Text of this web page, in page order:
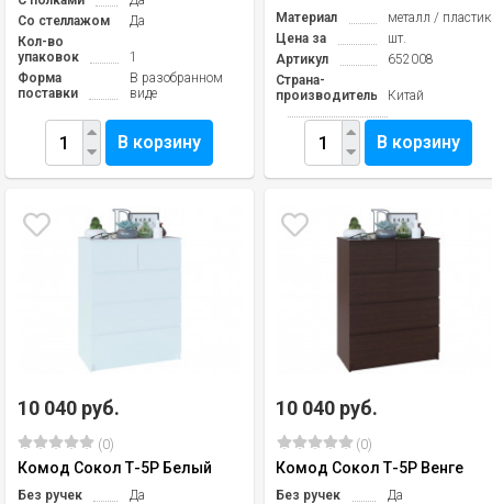
Со стеллажом
Да
Кол-во
упаковок
1
Форма
поставки
В разобранном
виде
В корзину
Материал
металл / пластик
Цена за
шт.
Артикул
652008
Страна-
производитель
Китай
В корзину
10 040 руб.
(0)
Комод Сокол Т-5Р Белый
Без ручек
Да
10 040 руб.
(0)
Комод Сокол Т-5Р Венге
Без ручек
Да